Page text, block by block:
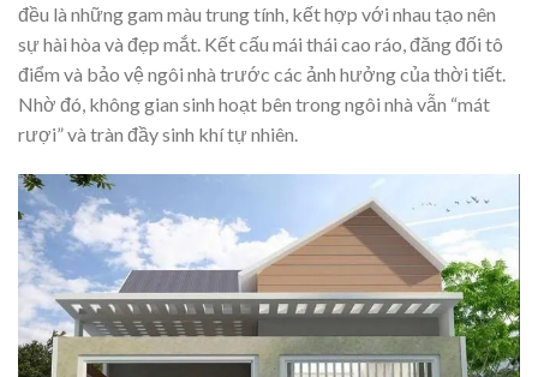
đều là những gam màu trung tính, kết hợp với nhau tạo nên
sự hài hòa và đẹp mắt. Kết cấu mái thái cao ráo, đăng đối tô
điểm và bảo vệ ngôi nhà trước các ảnh hưởng của thời tiết.
Nhờ đó, không gian sinh hoạt bên trong ngôi nhà vẫn “mát
rượi” và tràn đầy sinh khí tự nhiên.